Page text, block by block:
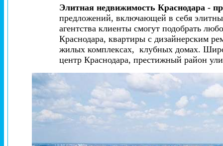
Элитная недвижимость Краснодара -
предложений, включающей в себя
агентства клиенты смогут подобрать
Краснодара, квартиры с дизайнерским
жилых комплексах, клубных домах.
центр Краснодара, престижный район